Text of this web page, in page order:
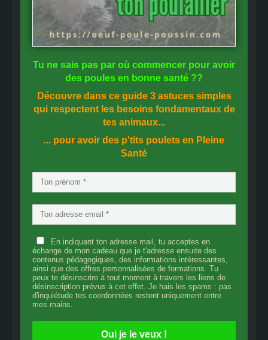
Tu ne sais pas par où commencer pour avoir
des poules en bonne santé ??
Découvre dans ce guide 3 astuces simples
qui respectent les besoins fondamentaux de
tes animaux...
... pour avoir des p'tits poulets en Pleine
Santé
En indiquant ton adresse mail, tu acceptes en
échange de mon cadeau que je t'adresse ensuite des
contenus pédagogiques, des informations intéressantes,
ainsi que des offres personnalisées de formations. Tu
peux te désinscrire à tout moment à travers les liens de
désinscription prévus à cet effet. Je hais les spams : pas
d'inquiétude tes coordonnées restent uniquement entre
mes mains.
Oui je le veux !